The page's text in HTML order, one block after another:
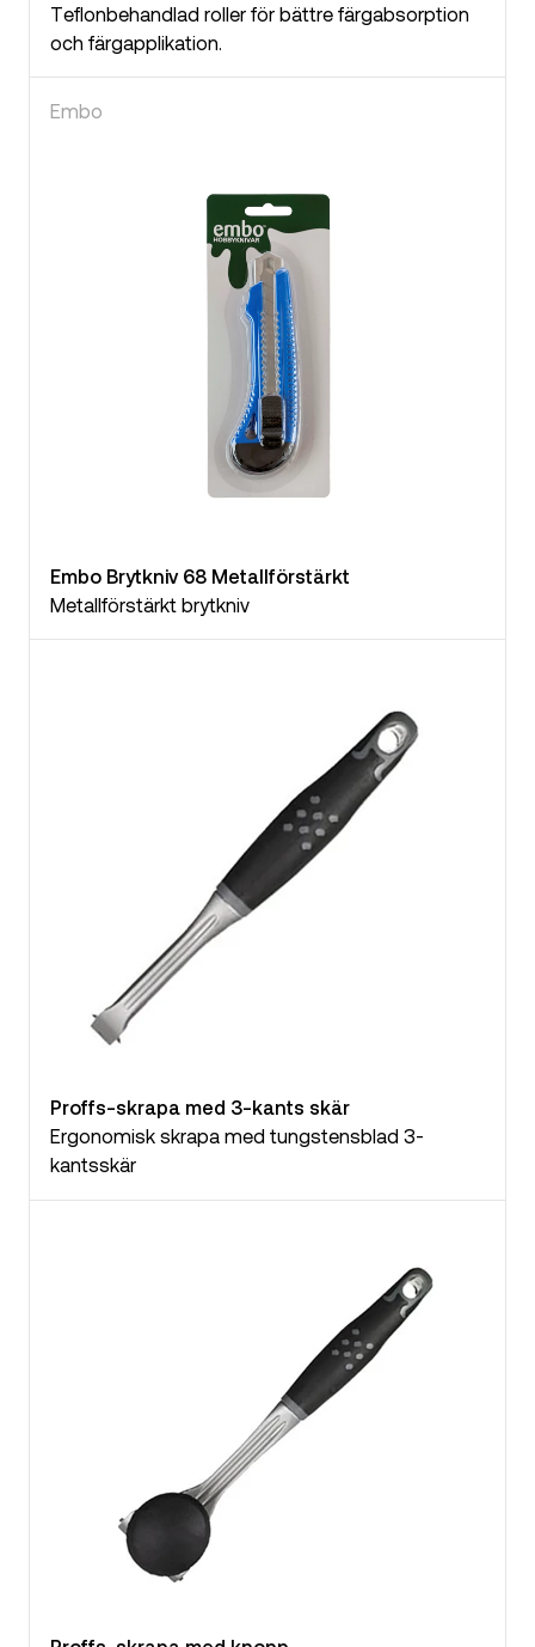
Teflonbehandlad roller för bättre färgabsorption
och färgapplikation.
Embo
Embo Brytkniv 68 Metallförstärkt
Metallförstärkt brytkniv
Proffs-skrapa med 3-kants skär
Ergonomisk skrapa med tungstensblad 3-
kantsskär